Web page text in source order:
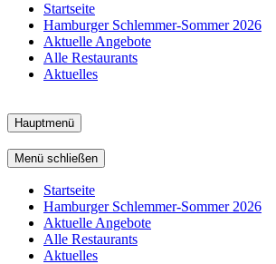
Startseite
Hamburger Schlemmer-Sommer 2026
Aktuelle Angebote
Alle Restaurants
Aktuelles
Hauptmenü
Menü schließen
Startseite
Hamburger Schlemmer-Sommer 2026
Aktuelle Angebote
Alle Restaurants
Aktuelles